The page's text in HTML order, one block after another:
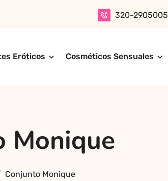
320-2905005
Eróticos Cosméticos Sensuales
Monique
Conjunto Monique